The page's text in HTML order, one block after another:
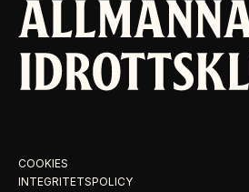
COOKIES
INTEGRITETSPOLICY